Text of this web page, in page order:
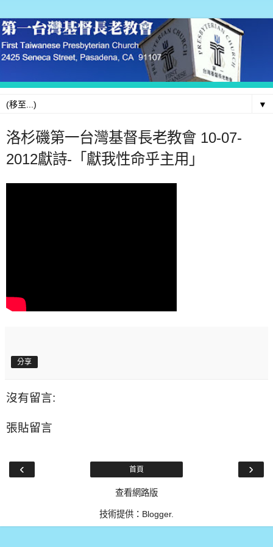
▼
洛杉磯第一台灣基督長老教會 10-07-
2012獻詩-「獻我性命乎主用」
分享
沒有留言:
張貼留言
‹ ›
首頁
查看網路版
技術提供： Blogger.